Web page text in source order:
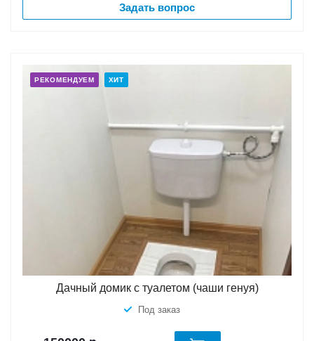
Задать вопрос
РЕКОМЕНДУЕМ ХИТ
Дачный домик с туалетом (чаши генуя)
Под заказ